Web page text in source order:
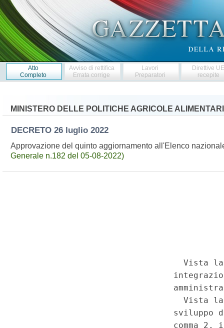
Atto
Completo
Avviso di rettifica
Errata corrige
Lavori
Preparatori
Direttive
recepite
MINISTERO DELLE POLITICHE AGRICOLE
DECRETO 26 luglio 2022
Approvazione del quinto aggiornamento all'Elenco
Generale n.182 del 05-08-2022)